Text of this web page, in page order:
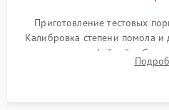
Приготовление тестовых
Калибровка степени помола и
плотности кофейной
качества молочной пены.